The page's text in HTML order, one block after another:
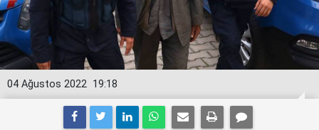
19:18
04 Ağustos 2022